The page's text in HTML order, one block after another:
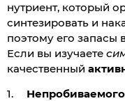
нутриент, который
синтезировать и
поэтому его запасы
Если вы изучаете
качественный